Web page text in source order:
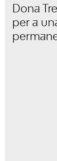
Dona
per a